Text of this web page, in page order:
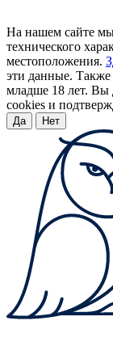
На нашем сайте
технического
местоположения.
эти данные. Также
младше 18 лет. Вы
cookies и
Да Нет